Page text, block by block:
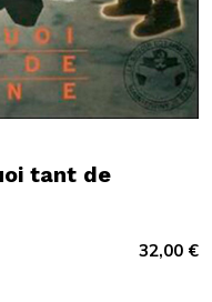
tant de
32,00 €